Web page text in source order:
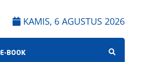
KAMIS, 6 AGUSTUS 2026
E-BOOK